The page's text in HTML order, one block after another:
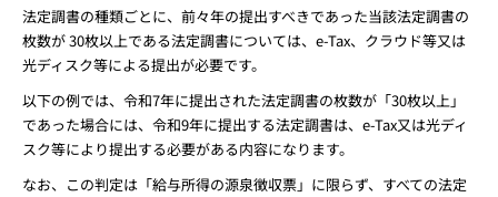
法定調書の種類ごとに、前々年の提出すべきであった当該法定調書の
枚数が 30枚以上である法定調書については、e-Tax、クラウド等又は
光ディスク等による提出が必要です。
以下の例では、令和7年に提出された法定調書の枚数が「30枚以上」
であった場合には、令和9年に提出する法定調書は、e-Tax又は光ディ
スク等により提出する必要がある内容になります。
なお、この判定は「給与所得の源泉徴収票」に限らず、すべての法定